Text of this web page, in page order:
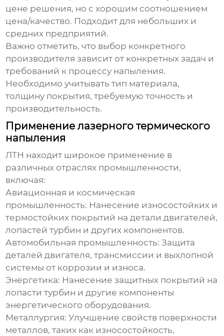
цене решения, но с хорошим соотношением
цена/качество. Подходит для небольших и
средних предприятий.
Важно отметить, что выбор конкретного
производителя зависит от конкретных задач и
требований к процессу напыления.
Необходимо учитывать тип материала,
толщину покрытия, требуемую точность и
производительность.
Применение лазерного термического
напыления
ЛТН находит широкое применение в
различных отраслях промышленности,
включая:
Авиационная и космическая
промышленность: Нанесение износостойких и
термостойких покрытий на детали двигателей,
лопастей турбин и других компонентов.
Автомобильная промышленность: Защита
деталей двигателя, трансмиссии и выхлопной
системы от коррозии и износа.
Энергетика: Нанесение защитных покрытий на
лопасти турбин и другие компоненты
энергетического оборудования.
Металлургия: Улучшение свойств поверхности
металлов, таких как износостойкость,